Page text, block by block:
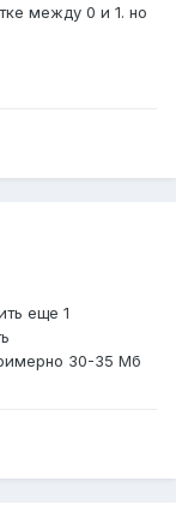
между 0 и 1. но
еще 1
30-35 Мб